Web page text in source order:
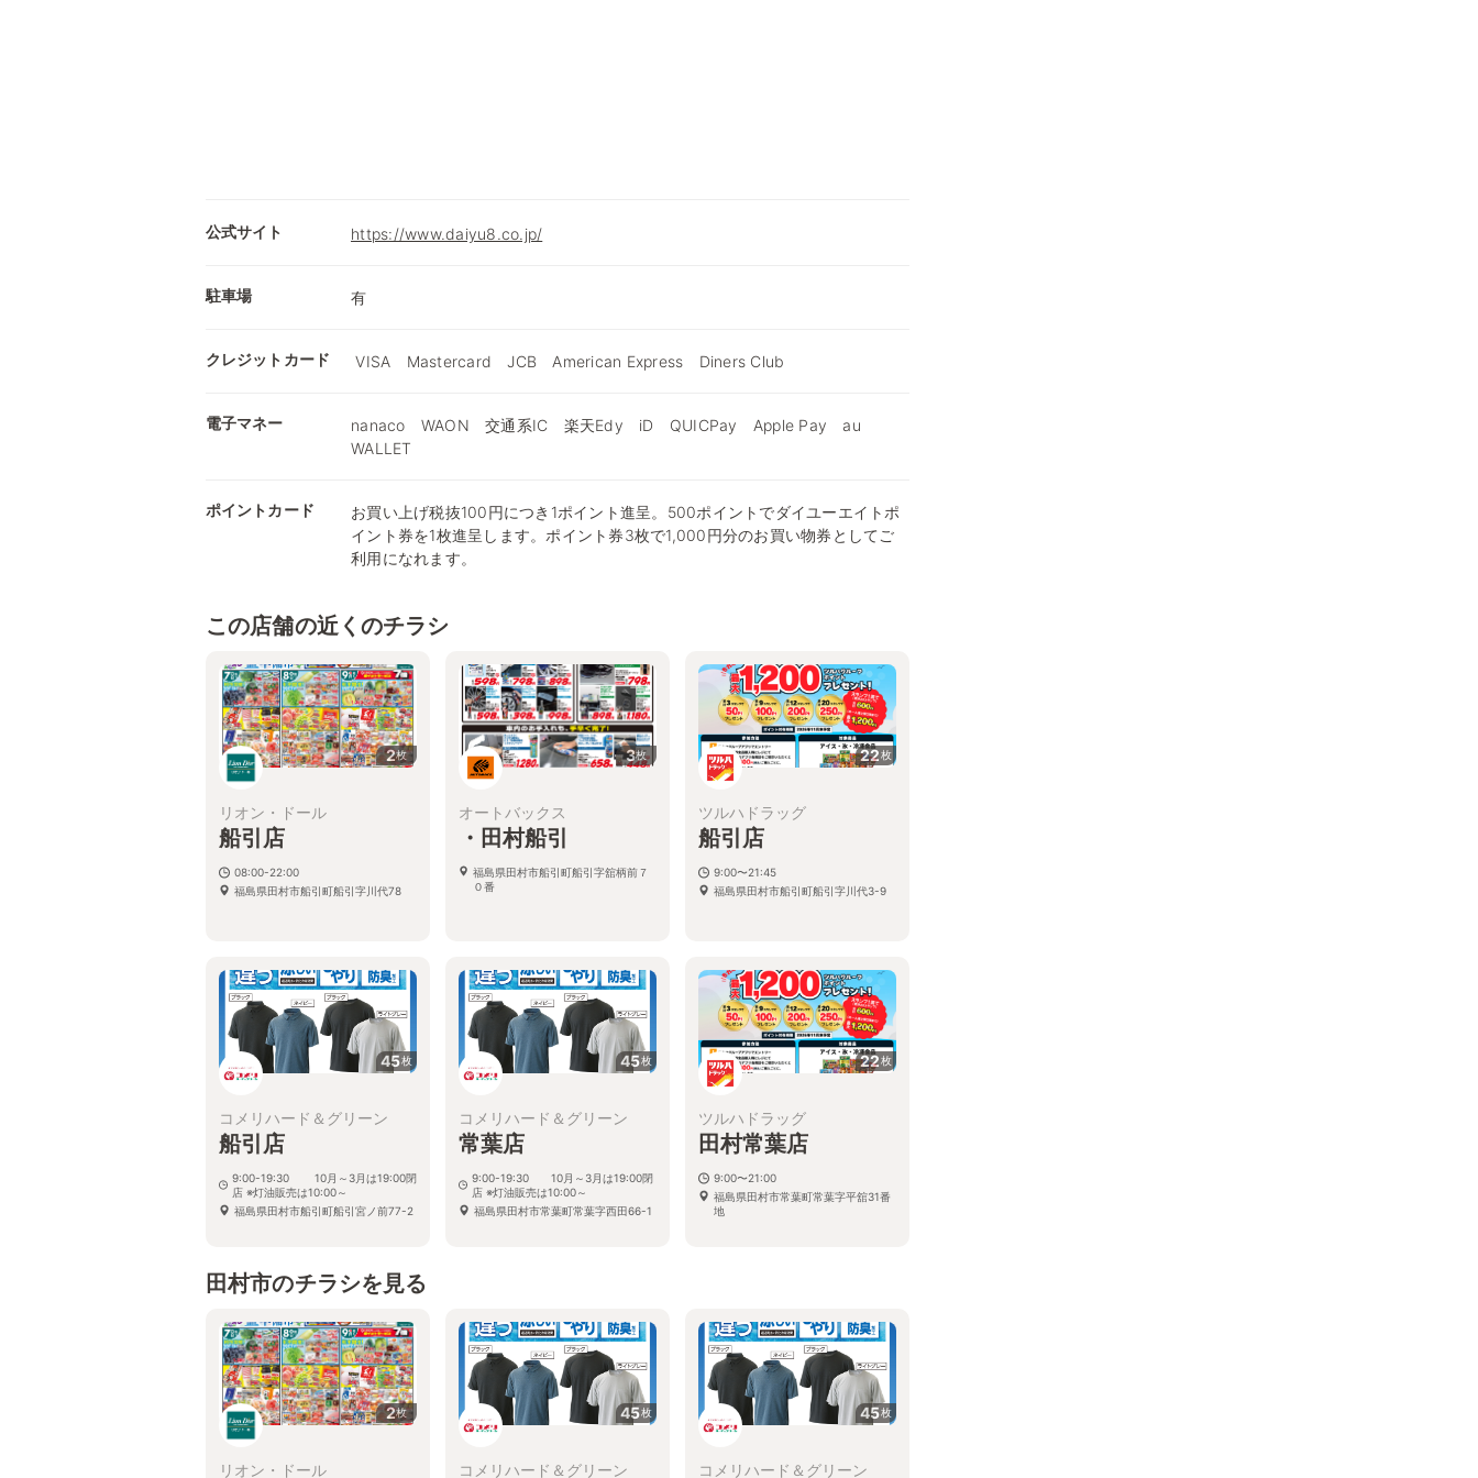
公式サイト https://www.daiyu8.co.jp/
駐車場 有
クレジットカード VISA Mastercard JCB American Express Diners Club
電子マネー
nanaco WAON 交通系IC 楽天Edy iD QUICPay Apple Pay au
WALLET
ポイントカード
お買い上げ税抜100円につき1ポイント進呈。500ポイントでダイユーエイトポ
イント券を1枚進呈します。ポイント券3枚で1,000円分のお買い物券としてご
利用になれます。
この店舗の近くのチラシ
2枚
リオン・ドール
船引店
08:00-22:00
福島県田村市船引町船引字川代78
3枚
オートバックス
・田村船引
福島県田村市船引町船引字舘柄前７
０番
22枚
ツルハドラッグ
船引店
9:00〜21:45
福島県田村市船引町船引字川代3-9
45枚
コメリハード＆グリーン
船引店
9:00-19:30 10月～3月は19:00閉
店 ※灯油販売は10:00～
福島県田村市船引町船引宮ノ前77-2
45枚
コメリハード＆グリーン
常葉店
9:00-19:30 10月～3月は19:00閉
店 ※灯油販売は10:00～
福島県田村市常葉町常葉字西田66-1
22枚
ツルハドラッグ
田村常葉店
9:00〜21:00
福島県田村市常葉町常葉字平舘31番
地
田村市のチラシを見る
2枚
リオン・ドール
45枚
コメリハード＆グリーン
45枚
コメリハード＆グリーン